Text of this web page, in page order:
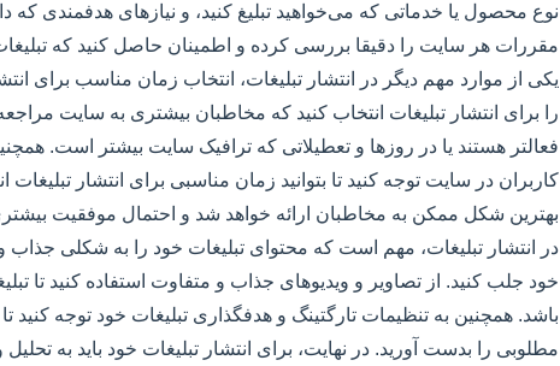
نوع محصول یا خدماتی که می‌خواهید تبلیغ کنید، و نیازهای هدفمندی که
مقررات هر سایت را دقیقا بررسی کرده و اطمینان حاصل کنید که
یکی از موارد مهم دیگر در انتشار تبلیغات، انتخاب زمان مناسب برای
را برای انتشار تبلیغات انتخاب کنید که مخاطبان بیشتری به سایت
فعالتر هستند یا در روزها و تعطیلاتی که ترافیک سایت بیشتر است.
کاربران در سایت توجه کنید تا بتوانید زمان مناسبی برای انتشار تبلیغات
بهترین شکل ممکن به مخاطبان ارائه خواهد شد و احتمال موفقیت
در انتشار تبلیغات، مهم است که محتوای تبلیغات خود را به شکلی جذاب و
خود جلب کنید. از تصاویر و ویدیوهای جذاب و متفاوت استفاده کنید تا
باشد. همچنین به تنظیمات تارگتینگ و هدفگذاری تبلیغات خود توجه کنید
مطلوبی را بدست آورید. در نهایت، برای انتشار تبلیغات خود باید به تحلیل